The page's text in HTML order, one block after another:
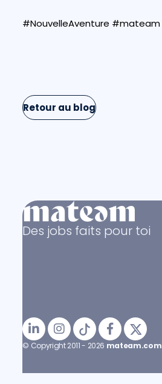
#NouvelleAventure #mateam
Retour au blog
Des jobs faits pour toi
© Copyright 2011 - 2026 mateam.com